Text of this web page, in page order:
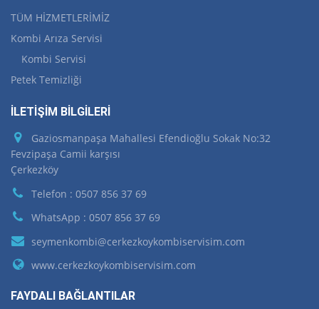
TÜM HİZMETLERİMİZ
Kombi Arıza Servisi
Kombi Servisi
Petek Temizliği
İLETİŞİM BİLGİLERİ
Gaziosmanpaşa Mahallesi Efendioğlu Sokak No:32
Fevzipaşa Camii karşısı
Çerkezköy
Telefon : 0507 856 37 69
WhatsApp : 0507 856 37 69
seymenkombi@cerkezkoykombiservisim.com
www.cerkezkoykombiservisim.com
FAYDALI BAĞLANTILAR